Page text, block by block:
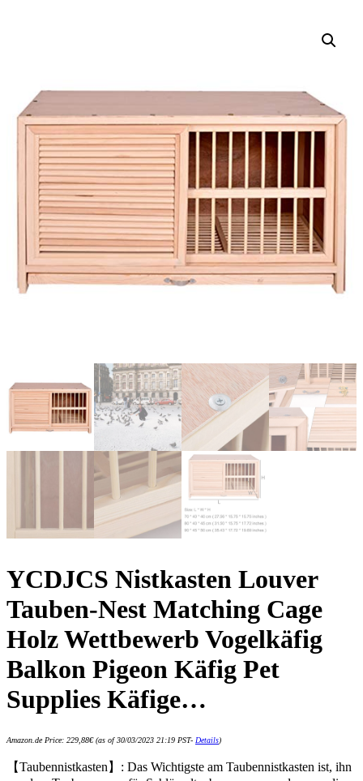
YCDJCS Nistkasten Louver
Tauben-Nest Matching Cage
Holz Wettbewerb Vogelkäfig
Balkon Pigeon Käfig Pet
Supplies Käfige…
Amazon.de Price: 229,88€(as of 30/03/2023 21:19 PST- Details)
【Taubennistkasten】: Das Wichtigste am Taubennistkasten ist, ihn